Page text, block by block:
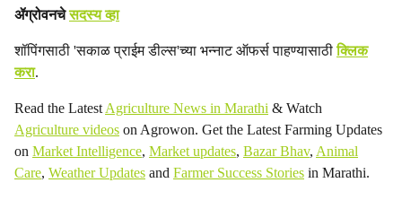
ॲग्रोवनचेसदस्य व्हा
शॉपिंगसाठी 'सकाळ प्राईम डील्स'च्या भन्नाट ऑफर्स पाहण्यासाठीक्लिक
करा.
Read the Latest Agriculture News in Marathi & Watch
Agriculture videos on Agrowon. Get the Latest Farming Updates
on Market Intelligence, Market updates, Bazar Bhav, Animal
Care, Weather Updates and Farmer Success Stories in Marathi.